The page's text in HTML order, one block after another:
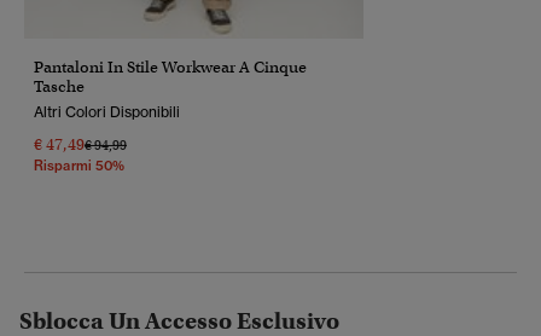
Pantaloni In Stile Workwear A Cinque
Tasche
Altri Colori Disponibili
€ 47,49Prezzo Ridotto Da
€ 94,99A
Risparmi 50%
Sblocca Un Accesso Esclusivo